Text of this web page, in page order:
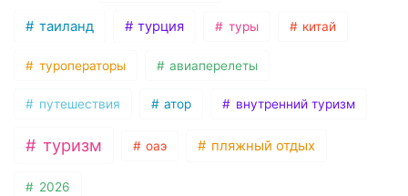
таиланд турция туры китай
туроператоры авиаперелеты
путешествия атор внутренний туризм
туризм оаэ пляжный отдых
2026